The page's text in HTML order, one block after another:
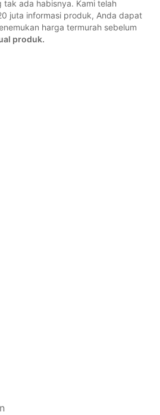
ada habisnya. Kami telah
juta informasi produk, Anda dapat
harga termurah sebelum
produk.